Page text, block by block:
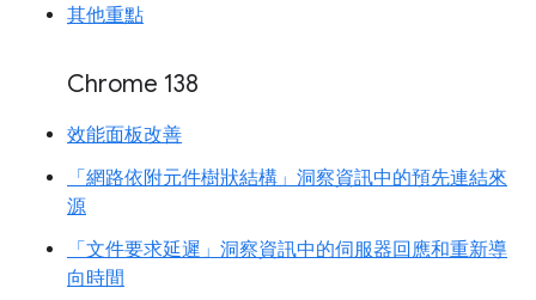
其他重點
Chrome 138
效能面板改善
「網路依附元件樹狀結構」洞察資訊中的預先連結來
源
「文件要求延遲」洞察資訊中的伺服器回應和重新導
向時間